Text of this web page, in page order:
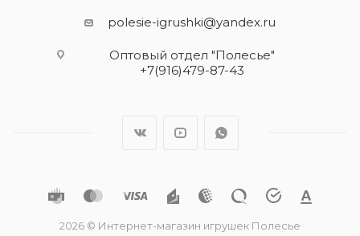
polesie-igrushki@yandex.ru
Оптовый отдел "Полесье"
+7(916)479-87-43
2026 © Интернет-магазин игрушек Полесье